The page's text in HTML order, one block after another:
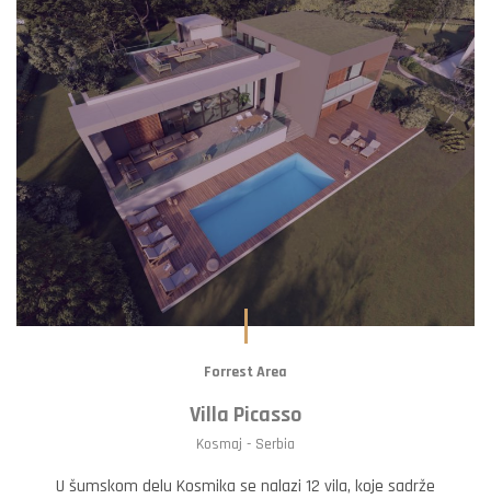
Forrest Area
Villa Picasso
Kosmaj - Serbia
U šumskom delu Kosmika se nalazi 12 vila, koje sadrže